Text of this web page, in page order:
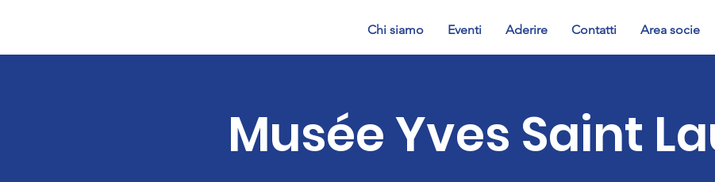
Chi siamo Eventi Aderire Contatti Area socie
Musée Yves Saint